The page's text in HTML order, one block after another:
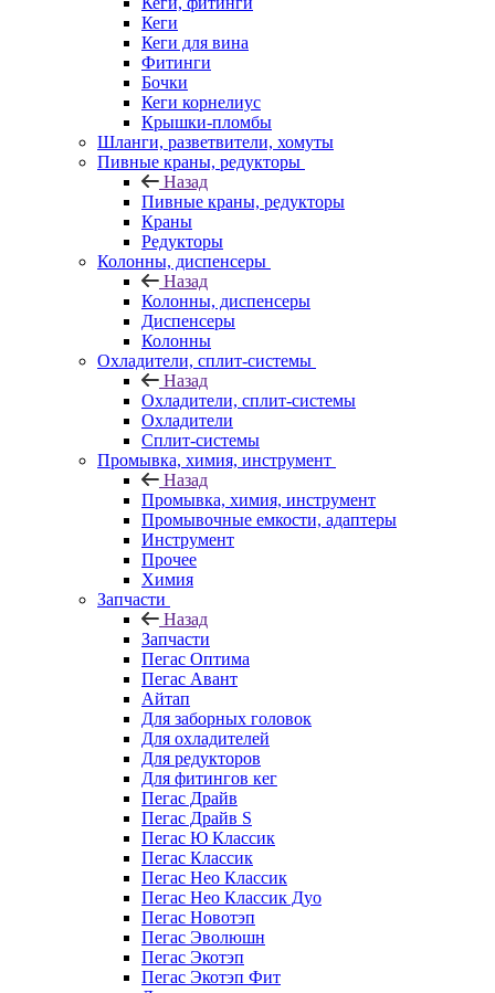
Кеги
Кеги для вина
Фитинги
Бочки
Кеги корнелиус
Крышки-пломбы
Шланги, разветвители, хомуты
Пивные краны, редукторы
Назад
Пивные краны, редукторы
Краны
Редукторы
Колонны, диспенсеры
Назад
Колонны, диспенсеры
Диспенсеры
Колонны
Охладители, сплит-системы
Назад
Охладители, сплит-системы
Охладители
Сплит-системы
Промывка, химия, инструмент
Назад
Промывка, химия, инструмент
Промывочные емкости, адаптеры
Инструмент
Прочее
Химия
Запчасти
Назад
Запчасти
Пегас Оптима
Пегас Авант
Айтап
Для заборных головок
Для охладителей
Для редукторов
Для фитингов кег
Пегас Драйв
Пегас Драйв S
Пегас Ю Классик
Пегас Классик
Пегас Нео Классик
Пегас Нео Классик Дуо
Пегас Новотэп
Пегас Эволюшн
Пегас Экотэп
Пегас Экотэп Фит